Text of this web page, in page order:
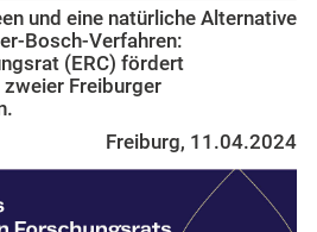
und eine natürliche Alternative
Bosch-Verfahren:
(ERC) fördert
Freiburger
Freiburg, 11.04.2024